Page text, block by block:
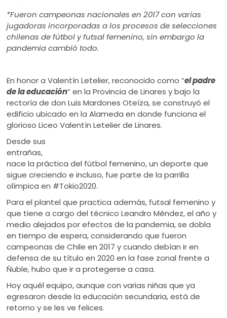
*Fueron campeonas nacionales en 2017 con varias
jugadoras incorporadas a los procesos de selecciones
chilenas de fútbol y futsal femenino, sin embargo la
pandemia cambió todo.
En honor a Valentín Letelier, reconocido como “el padre
de la educación” en la Provincia de Linares y bajo la
rectoría de don Luis Mardones Oteíza, se construyó el
edificio ubicado en la Alameda en donde funciona el
glorioso Liceo Valentín Letelier de Linares.
Desde sus
entrañas,
nace la práctica del fútbol femenino, un deporte que
sigue creciendo e incluso, fue parte de la parrilla
olímpica en #Tokio2020.
Para el plantel que practica además, futsal femenino y
que tiene a cargo del técnico Leandro Méndez, el año y
medio alejados por efectos de la pandemia, se dobla
en tiempo de espera, considerando que fueron
campeonas de Chile en 2017 y cuando debían ir en
defensa de su título en 2020 en la fase zonal frente a
Ñuble, hubo que ir a protegerse a casa.
Hoy aquél equipo, aunque con varias niñas que ya
egresaron desde la educación secundaria, está de
retorno y se les ve felices.